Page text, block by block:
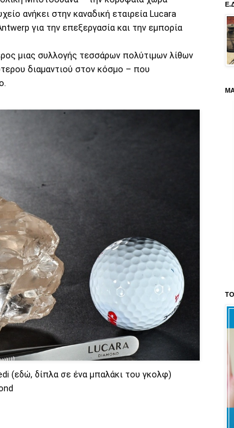
ανήκει στην καναδική εταιρεία Lucara
για την επεξεργασία και την εμπορία
μιας συλλογής τεσσάρων πολύτιμων λίθων
διαμαντιού στον κόσμο – που
(εδώ, δίπλα σε ένα μπαλάκι του γκολφ)